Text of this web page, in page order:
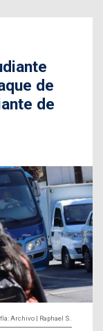
de
de
Archivo | Raphael S.